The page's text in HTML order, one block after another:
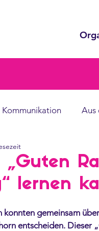
Kommunikation Aus
„Guten
lernen
konnten gemeinsam
entscheiden. Dieser